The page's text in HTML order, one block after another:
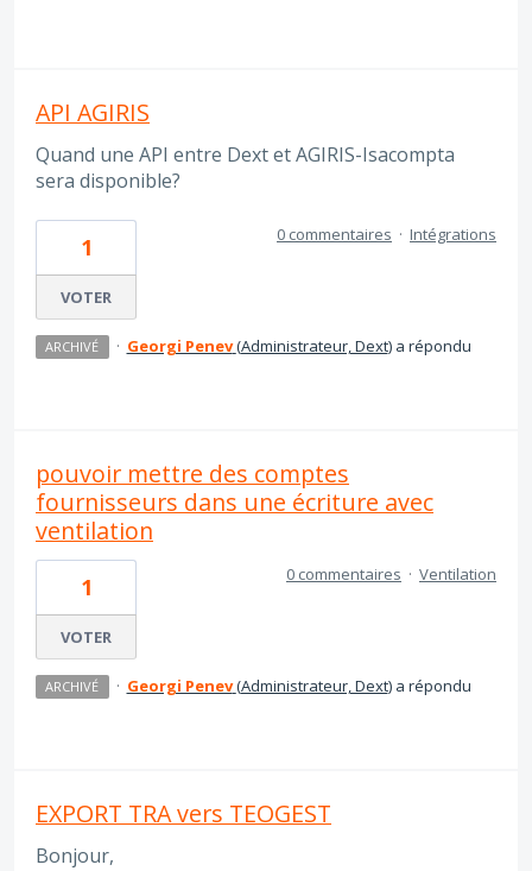
API AGIRIS
Quand une API entre Dext et AGIRIS-Isacompta
sera disponible?
1
VOTER
0 commentaires · Intégrations
ARCHIVÉ · Georgi Penev(Administrateur, Dext)a répondu
pouvoir mettre des comptes
fournisseurs dans une écriture avec
ventilation
1
VOTER
0 commentaires · Ventilation
ARCHIVÉ · Georgi Penev(Administrateur, Dext)a répondu
EXPORT TRA vers TEOGEST
Bonjour,